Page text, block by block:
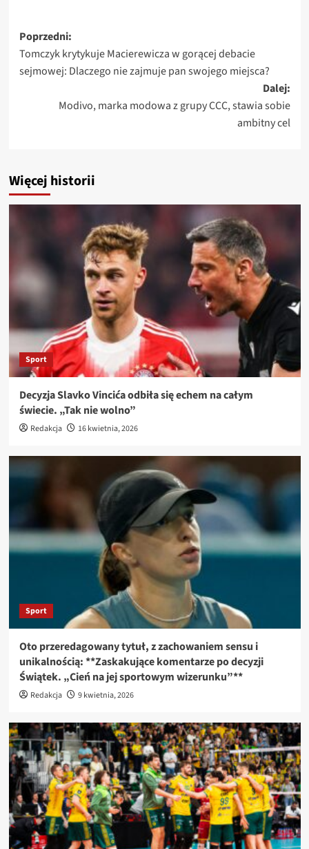
Zobacz
wpisy
Poprzedni:
Tomczyk krytykuje Macierewicza w gorącej debacie
sejmowej: Dlaczego nie zajmuje pan swojego miejsca?
Dalej:
Modivo, marka modowa z grupy CCC, stawia sobie
ambitny cel
Więcej historii
Sport
Decyzja Slavko Vincića odbiła się echem na całym
świecie. „Tak nie wolno”
Redakcja 16 kwietnia, 2026
Sport
Oto przeredagowany tytuł, z zachowaniem sensu i
unikalnością: **Zaskakujące komentarze po decyzji
Świątek. „Cień na jej sportowym wizerunku”**
Redakcja 9 kwietnia, 2026